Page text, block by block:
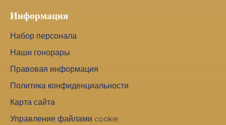
Информация
Набор персонала
Наши гонорары
Правовая информация
Политика конфиденциальности
Карта сайта
Управление файлами cookie